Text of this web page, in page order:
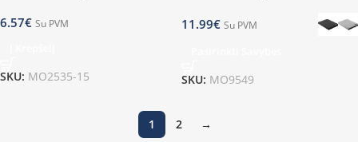
6.57€ Su PVM
SKU: MO2535-15
11.99€ Su PVM
SKU: MO9549
1 2 →